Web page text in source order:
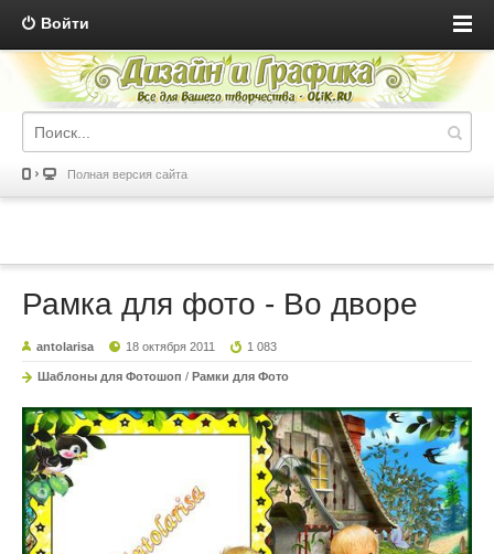
Войти
Полная версия сайта
Рамка для фото - Во дворе
antolarisa 18 октября 2011 1 083
Шаблоны для Фотошоп / Рамки для Фото